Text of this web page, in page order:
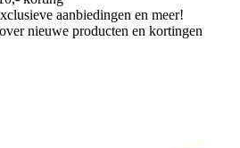
aanbiedingen en meer!
nieuwe producten en kortingen